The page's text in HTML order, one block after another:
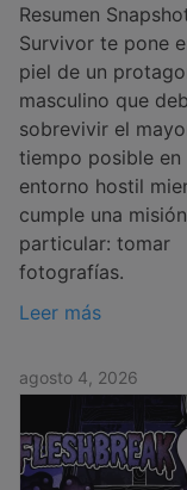
Resumen
Survivor te pone
piel de un
masculino que
sobrevivir el
tiempo posible en
entorno hostil
cumple una misión
particular: tomar
fotografías.
Leer más
agosto 4, 2026